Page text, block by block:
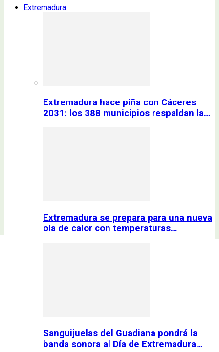
Extremadura
Extremadura hace piña con Cáceres
2031: los 388 municipios respaldan la…
Extremadura se prepara para una nueva
ola de calor con temperaturas…
Sanguijuelas del Guadiana pondrá la
banda sonora al Día de Extremadura…